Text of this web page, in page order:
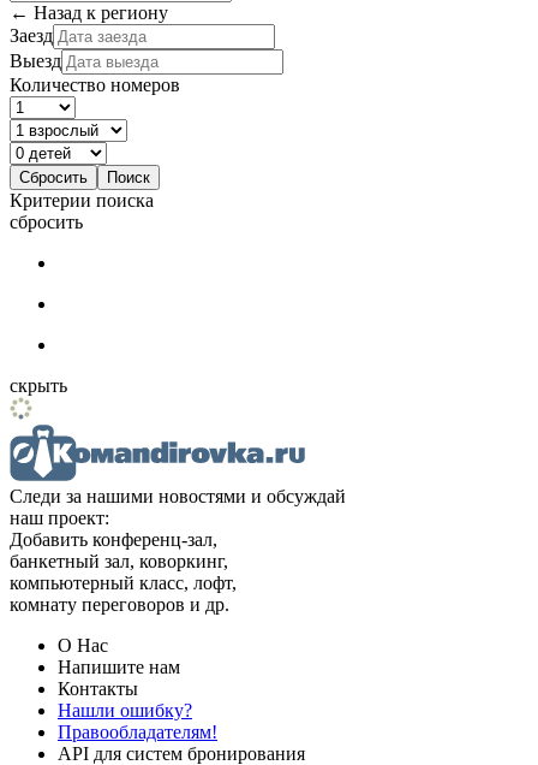
← Назад к региону
Заезд
Выезд
Количество номеров
Критерии поиска
сбросить
скрыть
Следи за нашими новостями и обсуждай
наш проект:
Добавить конференц-зал,
банкетный зал, коворкинг,
компьютерный класс, лофт,
комнату переговоров и др.
О Нас
Напишите нам
Контакты
Нашли ошибку?
Правообладателям!
API для систем бронирования